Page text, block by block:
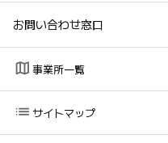
お問い合わせ窓口
map 事業所一覧
list サイトマップ